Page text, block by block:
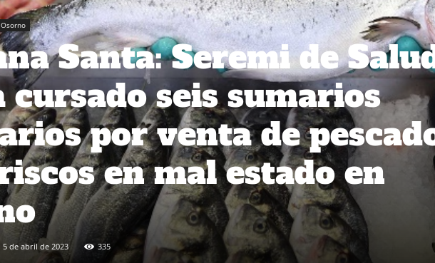
Osorno
Santa: Seremi de
cursado seis sumarios
por venta de
en mal estado en
5 de abril de 2023 335